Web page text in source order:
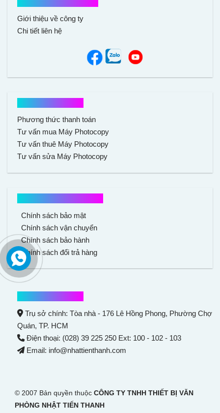
Giới thiệu về công ty
Chi tiết liên hệ
Phương thức thanh toán
Tư vấn mua Máy Photocopy
Tư vấn thuê Máy Photocopy
Tư vấn sửa Máy Photocopy
Chính sách bảo mật
Chính sách vận chuyển
Chính sách bảo hành
Chính sách đổi trả hàng
Trụ sở chính: Tòa nhà - 176 Lê Hồng Phong, Phường Chợ
Quán, TP. HCM
Điện thoại: (028) 39 225 250 Ext: 100 - 102 - 103
Email: info@nhattienthanh.com
© 2007 Bản quyền thuộc CÔNG TY TNHH THIẾT BỊ VĂN
PHÒNG NHẬT TIẾN THANH